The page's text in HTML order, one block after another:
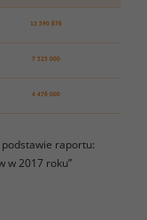
13 590 676
7 525 000
4 476 000
podstawie raportu:
w 2017 roku”